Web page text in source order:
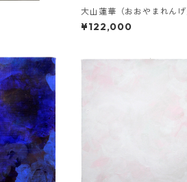
大山蓮華（おおやまれんげ
¥122,000